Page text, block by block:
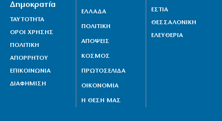
Δημοκρατία
ΤΑΥΤΟΤΗΤΑ
ΟΡΟΙ ΧΡΗΣΗΣ
ΠΟΛΙΤΙΚΗ
ΑΠΟΡΡΗΤΟΥ
ΕΠΙΚΟΙΝΩΝΙΑ
ΔΙΑΦΗΜΙΣΗ
ΕΛΛΑΔΑ
ΠΟΛΙΤΙΚΗ
ΑΠΟΨΕΙΣ
ΚΟΣΜΟΣ
ΠΡΩΤΟΣΕΛΙΔΑ
ΟΙΚΟΝΟΜΙΑ
Η ΘΕΣΗ ΜΑΣ
ΕΣΤΙΑ
ΘΕΣΣΑΛΟΝΙΚΗ
ΕΛΕΥΘΕΡΙΑ